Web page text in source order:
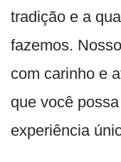
tradição e a
fazemos.
com carinho e
que você
experiência